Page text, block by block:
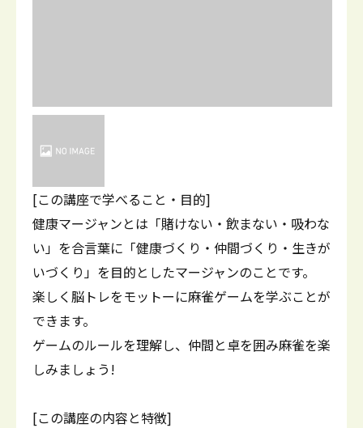
[この講座で学べること・目的]
健康マージャンとは「賭けない・飲まない・吸わな
い」を合言葉に「健康づくり・仲間づくり・生きが
いづくり」を目的としたマージャンのことです。
楽しく脳トレをモットーに麻雀ゲームを学ぶことが
できます。
ゲームのルールを理解し、仲間と卓を囲み麻雀を楽
しみましょう!
[この講座の内容と特徴]